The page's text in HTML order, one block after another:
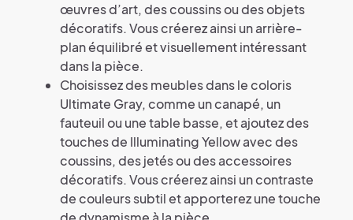
œuvres d’art, des coussins ou des objets
décoratifs. Vous créerez ainsi un arrière-
plan équilibré et visuellement intéressant
dans la pièce.
Choisissez des meubles dans le coloris
Ultimate Gray, comme un canapé, un
fauteuil ou une table basse, et ajoutez des
touches de Illuminating Yellow avec des
coussins, des jetés ou des accessoires
décoratifs. Vous créerez ainsi un contraste
de couleurs subtil et apporterez une touche